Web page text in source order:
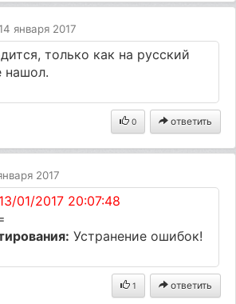
января 2017
только как на русский
нашол.
0 ответить
2017
01/2017 20:07:48
Устранение ошибок!
1 ответить